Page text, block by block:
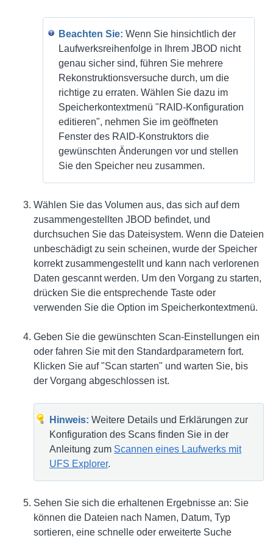
Beachten Sie: Wenn Sie hinsichtlich der
Laufwerksreihenfolge in Ihrem JBOD nicht
genau sicher sind, führen Sie mehrere
Rekonstruktionsversuche durch, um die
richtige zu erraten. Wählen Sie dazu im
Speicherkontextmenü "RAID-Konfiguration
editieren", nehmen Sie im geöffneten
Fenster des RAID-Konstruktors die
gewünschten Änderungen vor und stellen
Sie den Speicher neu zusammen.
Wählen Sie das Volumen aus, das sich auf dem
zusammengestellten JBOD befindet, und
durchsuchen Sie das Dateisystem. Wenn die Dateien
unbeschädigt zu sein scheinen, wurde der Speicher
korrekt zusammengestellt und kann nach verlorenen
Daten gescannt werden. Um den Vorgang zu starten,
drücken Sie die entsprechende Taste oder
verwenden Sie die Option im Speicherkontextmenü.
Geben Sie die gewünschten Scan-Einstellungen ein
oder fahren Sie mit den Standardparametern fort.
Klicken Sie auf "Scan starten" und warten Sie, bis
der Vorgang abgeschlossen ist.
Hinweis: Weitere Details und Erklärungen zur
Konfiguration des Scans finden Sie in der
Anleitung zum Scannen eines Laufwerks mit
UFS Explorer.
Sehen Sie sich die erhaltenen Ergebnisse an: Sie
können die Dateien nach Namen, Datum, Typ
sortieren, eine schnelle oder erweiterte Suche